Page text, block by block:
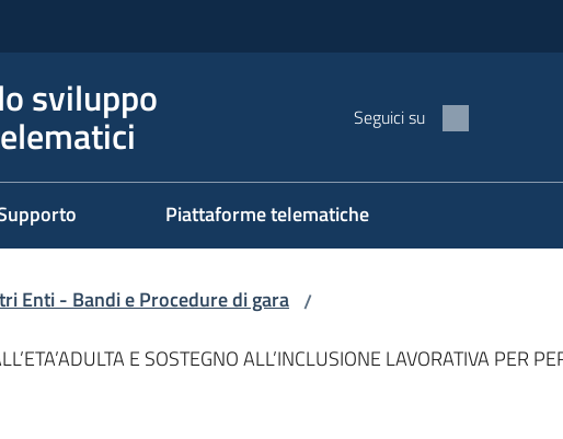
sviluppo Seguici su
Piattaforme telematiche
Enti - Bandi e Procedure di gara /
E SOSTEGNO ALL’INCLUSIONE LAVORATIVA PER